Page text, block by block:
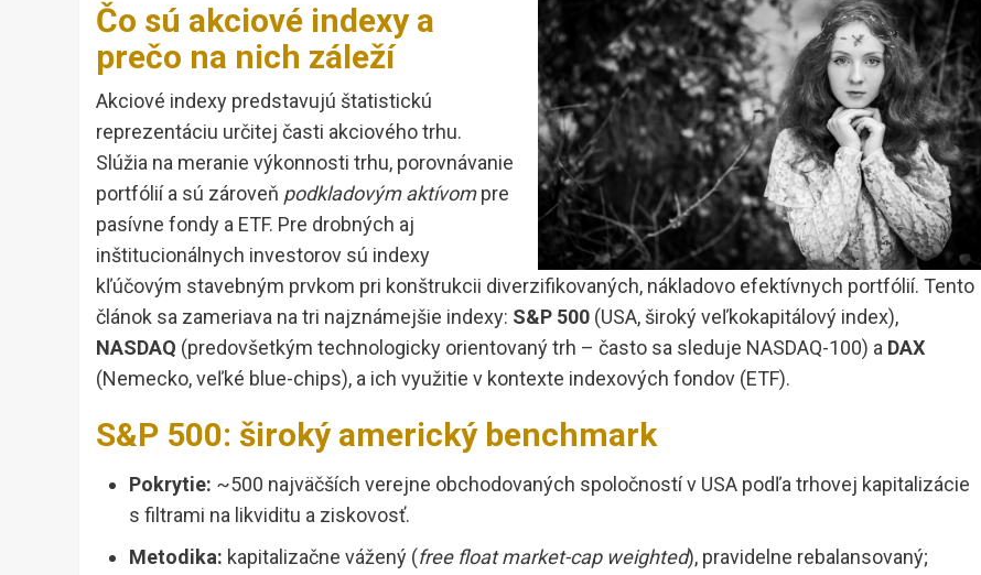
Čo sú akciové indexy a
prečo na nich záleží
Akciové indexy predstavujú štatistickú
reprezentáciu určitej časti akciového trhu.
Slúžia na meranie výkonnosti trhu, porovnávanie
portfólií a sú zároveň podkladovým aktívompre
pasívne fondy a ETF. Pre drobných aj
inštitucionálnych investorov sú indexy
kľúčovým stavebným prvkom pri konštrukcii diverzifikovaných, nákladovo efektívnych portfólií. Tento
článok sa zameriava na tri najznámejšie indexy: S&P 500 (USA, široký veľkokapitálový index),
NASDAQ (predovšetkým technologicky orientovaný trh – často sa sleduje NASDAQ-100) a DAX
(Nemecko, veľké blue-chips), a ich využitie v kontexte indexových fondov (ETF).
S&P 500: široký americký benchmark
Pokrytie: ~500 najväčších verejne obchodovaných spoločností v USA podľa trhovej kapitalizácie
s filtrami na likviditu a ziskovosť.
Metodika: kapitalizačne vážený (free float market-cap weighted), pravidelne rebalansovaný;